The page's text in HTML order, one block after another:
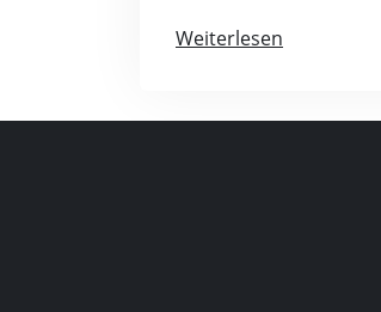
Weiterlesen